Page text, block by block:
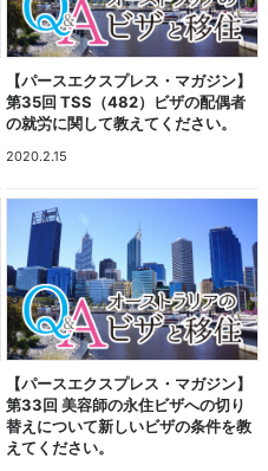
【パースエクスプレス・マガジン】
第35回 TSS（482）ビザの配偶者
の就労に関して教えてください。
2020.2.15
【パースエクスプレス・マガジン】
第33回 美容師の永住ビザへの切り
替えについて新しいビザの条件を教
えてください。